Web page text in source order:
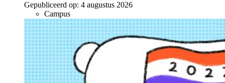
Gepubliceerd op: 4 augustus 2026
Campus